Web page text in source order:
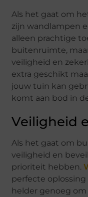
Als het gaat om
zijn wandlampen
alleen prachtige
buitenruimte,
veiligheid en
extra geschikt
jouw tuin kan
komt aan bod in
Veiligheid
Als het gaat om
veiligheid en
prioriteit hebben.
perfecte
helder genoeg